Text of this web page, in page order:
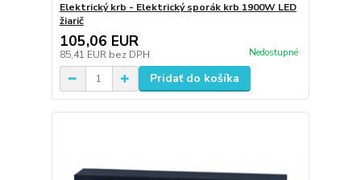
Elektrický krb - Elektrický sporák krb 1900W LED
žiarič
105,06 EUR
85,41 EUR bez DPH Nedostupné
Pridať do košíka